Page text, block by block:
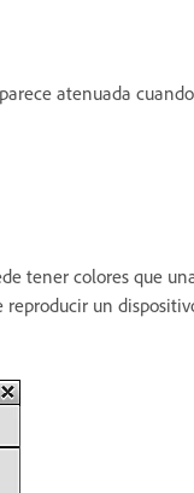
atenuada
tener colores que
un